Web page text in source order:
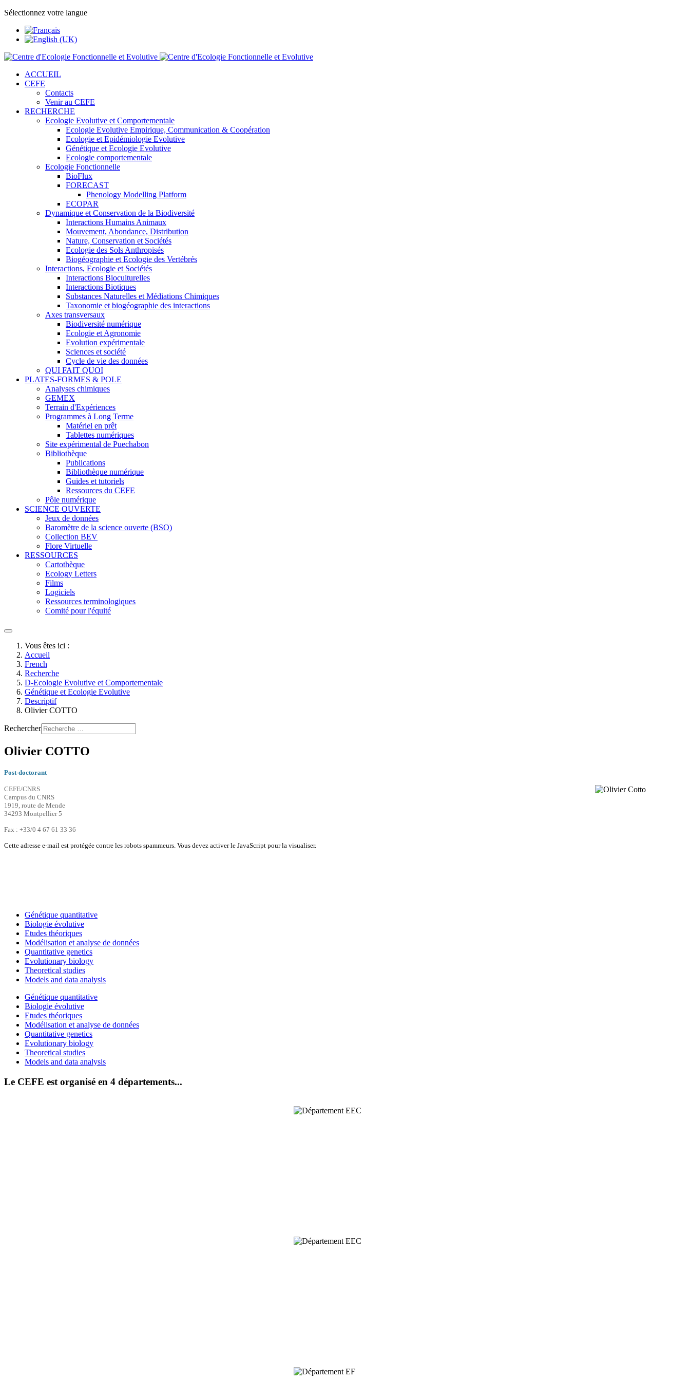
Sélectionnez votre langue
ACCUEIL
CEFE
Contacts
Venir au CEFE
RECHERCHE
Ecologie Evolutive et Comportementale
Ecologie Evolutive Empirique, Communication & Coopération
Ecologie et Epidémiologie Evolutive
Génétique et Ecologie Evolutive
Ecologie comportementale
Ecologie Fonctionnelle
BioFlux
FORECAST
Phenology Modelling Platform
ECOPAR
Dynamique et Conservation de la Biodiversité
Interactions Humains Animaux
Mouvement, Abondance, Distribution
Nature, Conservation et Sociétés
Ecologie des Sols Anthropisés
Biogéographie et Ecologie des Vertébrés
Interactions, Ecologie et Sociétés
Interactions Bioculturelles
Interactions Biotiques
Substances Naturelles et Médiations Chimiques
Taxonomie et biogéographie des interactions
Axes transversaux
Biodiversité numérique
Ecologie et Agronomie
Evolution expérimentale
Sciences et société
Cycle de vie des données
QUI FAIT QUOI
PLATES-FORMES & POLE
Analyses chimiques
GEMEX
Terrain d'Expériences
Programmes à Long Terme
Matériel en prêt
Tablettes numériques
Site expérimental de Puechabon
Bibliothèque
Publications
Bibliothèque numérique
Guides et tutoriels
Ressources du CEFE
Pôle numérique
SCIENCE OUVERTE
Jeux de données
Baromètre de la science ouverte (BSO)
Collection BEV
Flore Virtuelle
RESSOURCES
Cartothèque
Ecology Letters
Films
Logiciels
Ressources terminologiques
Comité pour l'équité
Vous êtes ici :
Accueil
French
Recherche
D-Ecologie Evolutive et Comportementale
Génétique et Ecologie Evolutive
Descriptif
Olivier COTTO
Rechercher
Olivier COTTO
Post-doctorant
CEFE/CNRS
Campus du CNRS
1919, route de Mende
34293 Montpellier 5
Fax : +33/0 4 67 61 33 36
Cette adresse e-mail est protégée contre les robots spammeurs. Vous devez activer le JavaScript pour la visualiser.
Génétique quantitative
Biologie évolutive
Etudes théoriques
Modélisation et analyse de données
Quantitative genetics
Evolutionary biology
Theoretical studies
Models and data analysis
Génétique quantitative
Biologie évolutive
Etudes théoriques
Modélisation et analyse de données
Quantitative genetics
Evolutionary biology
Theoretical studies
Models and data analysis
Le CEFE est organisé en 4 départements...